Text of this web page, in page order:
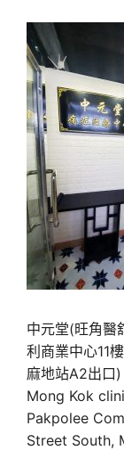
中元堂(旺角醫
利商業中心11
麻地站A2出口)
Mong Kok
Pakpolee
Street South,